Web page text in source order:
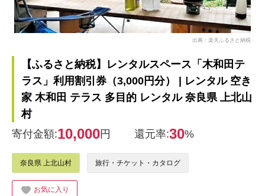
出典：楽天ふるさと納税
【ふるさと納税】レンタルスペース「木和田テ
ラス」利用割引券（3,000円分） | レンタル 空き
家 木和田 テラス 多目的 レンタル 奈良県 上北山
村
寄付金額:10,000円 還元率:30%
奈良県 上北山村 旅行・チケット・カタログ
お気に入り